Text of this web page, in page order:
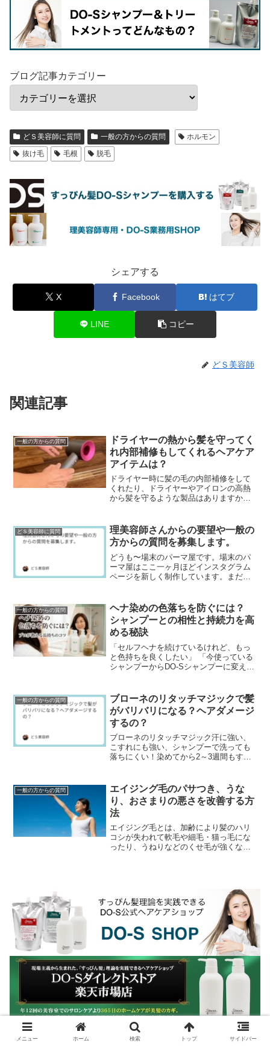
ブログ記事カテゴリー
どＳ美容師に質問 一般の方からの質問
ホルモン
抜け毛
毛根 脱毛
シェアする
X Facebook はてブ
LINE コピー
どＳ美容師
関連記事
一般の方からの質問
ドライヤーの熱から髪を守ってく
れ内部補修もしてくれるヘアケア
アイテムは？
ドライヤー時に髪の毛の内部補修をして
くれたり、ドライヤーやアイロンの高熱
から髪を守るような製品はありますか？
なんかで髪の毛のケラ...
どＳ美容師に質問
理美容師さんからの要望や一般の
方からの質問を募集します。
どうも〜場末のパーマ屋です。場末のパ
ーマ屋はここ一ヶ月ほどインスタグラム
ページを新しく制作しています。まだま
日記のインスタグラ...
一般の方からの質問
ヘナ染めの色落ちを防ぐには？
シャンプーとの相性と持続力を高
める秘訣
「セルフヘナを続けているけれど、もっ
と色持ちを良くしたい」 「今使っている
シャンプーからDO-Sシャンプーに変えた
にキープするか...
一般の方からの質問
ブローネのリタッチマジックで髪
がバリバリになる？ヘアダメージ
するの？
ブローネのリタッチマジック汗に強い、
こすれにも強い、シャンプーで洗っても
落ちにくい！染めてから2～3週間もする
傷みが気になる...
一般の方からの質問
エイジング毛のパサつき、うな
り、おさまりの悪さを改善する方
法
エイジング毛とは、加齢により髪のハリ
コシが失われて軟毛や細毛・猫っ毛にな
ったり、うねりなどのくせ毛が強くなっ
メニュー ホーム 検索 トップ サイドバー